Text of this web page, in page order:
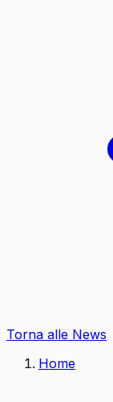
Torna alle News
Home